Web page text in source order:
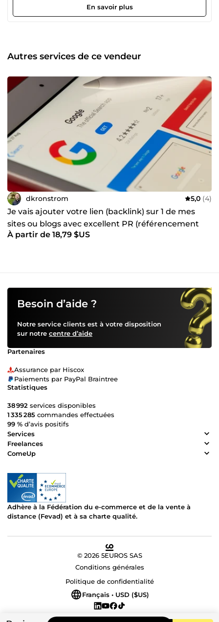
renforcer votre SEO et référencement internet ✅ Des sites
de qualité avec un excellent Trust Flow et Domain
crédibilité et en trafic. 💡 Idéal pour les blogs, sites e-
commerce, prestataires, agences, freelances. Un outil en
Commande maintenant et donne à ton site l’autorité qu’il
mérite.
En savoir plus
Autres services de ce vendeur
dkronstrom 5,0 (4)
Je vais ajouter votre lien (backlink) sur 1 de mes
sites ou blogs avec excellent PR (référencement
web)
À partir de 18,79 $US
Besoin d’aide ?
Notre service clients est à votre disposition
sur notre centre d’aide
Partenaires
Assurance par Hiscox
Paiements par PayPal Braintree
Statistiques
38 992 services disponibles
1 335 285 commandes effectuées
99 % d’avis positifs
Services
Freelances
ComeUp
Adhère à la Fédération du e-commerce et de la vente à
distance (Fevad) et à sa charte qualité.
© 2026 5EUROS SAS
Conditions générales
Politique de confidentialité
Français • USD ($US)